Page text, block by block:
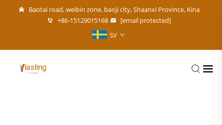
Baotai road, weibin zone, baoji city, Shaanxi Province, Kina
+86-15129015168
[email protected]
SV